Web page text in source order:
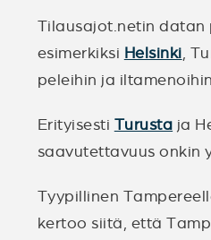
Tilausajot.netin datan
esimerkiksi Helsinki,
peleihin ja
Erityisesti Turusta ja
saavutettavuus onkin
Tyypillinen
kertoo siitä, että